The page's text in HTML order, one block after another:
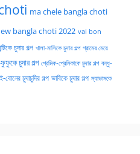
ma chele bangla choti
bangla choti 2022 vai bon
চুদার গল্প খালা-মাসিকে চুদার গল্প গ্রামের মেয়ে
ফুফুকে চুদার গল্প প্রেমিক-প্রেমিকাকে চুদার গল্প বন্ধু-
বোনের চুদাচুদির গল্প ভাবিকে চুদার গল্প ম্যাডামকে